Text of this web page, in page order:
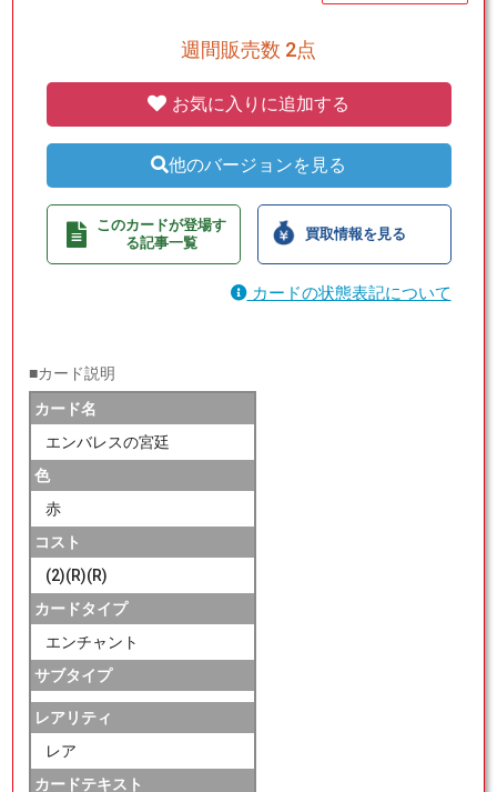
週間販売数 2点
お気に入りに追加する
他のバージョンを見る
このカードが登場す
る記事一覧
買取情報を見る
カードの状態表記について
■カード説明
カード名
エンバレスの宮廷
色
赤
コスト
(2)(R)(R)
カードタイプ
エンチャント
サブタイプ
レアリティ
レア
カードテキスト